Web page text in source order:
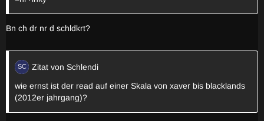
Bn ch dr nr d schldkrt?
Zitat von Schlendi
wie ernst ist der read auf einer Skala von xaver bis blacklands
(2012er jahrgang)?